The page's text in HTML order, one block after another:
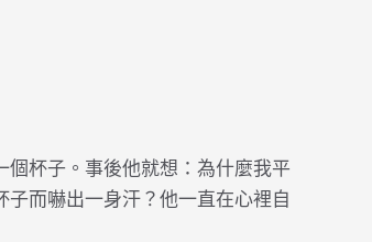
杯子。事後他就想：為什麼我平
而嚇出一身汗？他一直在心裡自